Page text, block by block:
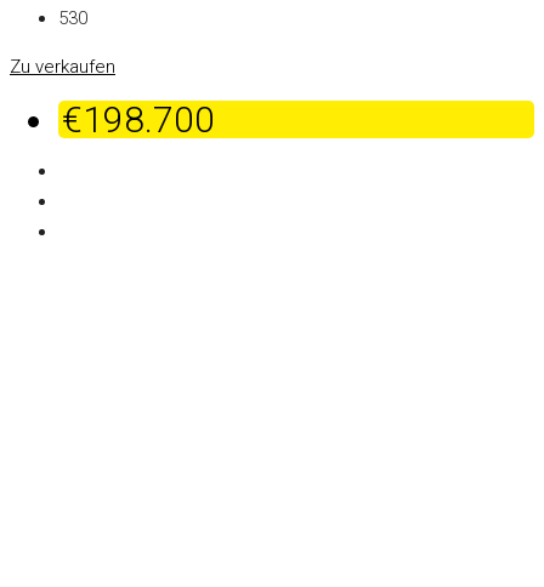
530
Zu verkaufen
€198.700